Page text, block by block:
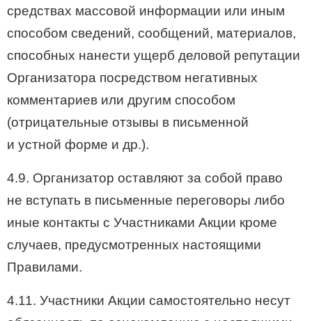
средствах массовой информации или иным
способом сведений, сообщений, материалов,
способных нанести ущерб деловой репутации
Организатора посредством негативных
комментариев или другим способом
(отрицательные отзывы в письменной
и устной форме и др.).
4.9. Организатор оставляют за собой право
не вступать в письменные переговоры либо
иные контакты с Участниками Акции кроме
случаев, предусмотренных настоящими
Правилами.
4.11. Участники Акции самостоятельно несут